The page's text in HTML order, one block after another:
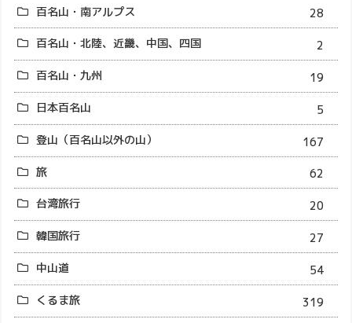
百名山・南アルプス
28
百名山・北陸、近畿、中国、四国
2
百名山・九州
19
日本百名山
5
登山（百名山以外の山）
167
旅
62
台湾旅行
20
韓国旅行
27
中山道
54
くるま旅
319